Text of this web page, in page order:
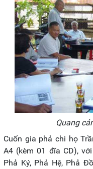
Quang
Cuốn gia phả chi họ
A4 (kèm 01 đĩa CD),
Phả Ký, Phả Hệ, Phả